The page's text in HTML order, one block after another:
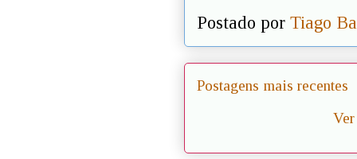
Postado por Tiago
Postagens mais recentes